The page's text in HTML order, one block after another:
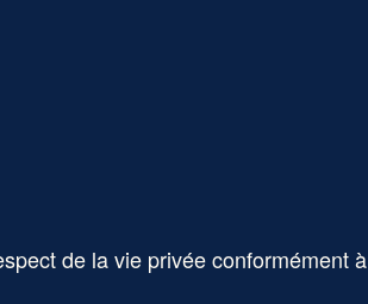
de la vie privée conformément à